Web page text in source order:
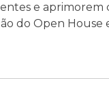
e
do Open House